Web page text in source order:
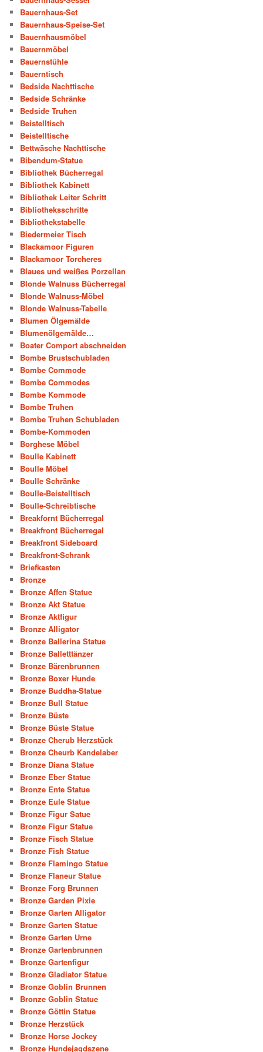
Bauernhaus-Set
Bauernhaus-Speise-Set
Bauernhausmöbel
Bauernmöbel
Bauernstühle
Bauerntisch
Bedside Nachttische
Bedside Schränke
Bedside Truhen
Beistelltisch
Beistelltische
Bettwäsche Nachttische
Bibendum-Statue
Bibliothek Bücherregal
Bibliothek Kabinett
Bibliothek Leiter Schritt
Bibliotheksschritte
Bibliothekstabelle
Biedermeier Tisch
Blackamoor Figuren
Blackamoor Torcheres
Blaues und weißes Porzellan
Blonde Walnuss Bücherregal
Blonde Walnuss-Möbel
Blonde Walnuss-Tabelle
Blumen Ölgemälde
Blumenölgemälde…
Boater Comport abschneiden
Bombe Brustschubladen
Bombe Commode
Bombe Commodes
Bombe Kommode
Bombe Truhen
Bombe Truhen Schubladen
Bombe-Kommoden
Borghese Möbel
Boulle Kabinett
Boulle Möbel
Boulle Schränke
Boulle-Beistelltisch
Boulle-Schreibtische
Breakfornt Bücherregal
Breakfront Bücherregal
Breakfront Sideboard
Breakfront-Schrank
Briefkasten
Bronze
Bronze Affen Statue
Bronze Akt Statue
Bronze Aktfigur
Bronze Alligator
Bronze Ballerina Statue
Bronze Balletttänzer
Bronze Bärenbrunnen
Bronze Boxer Hunde
Bronze Buddha-Statue
Bronze Bull Statue
Bronze Büste
Bronze Büste Statue
Bronze Cherub Herzstück
Bronze Cheurb Kandelaber
Bronze Diana Statue
Bronze Eber Statue
Bronze Ente Statue
Bronze Eule Statue
Bronze Figur Satue
Bronze Figur Statue
Bronze Fisch Statue
Bronze Fish Statue
Bronze Flamingo Statue
Bronze Flaneur Statue
Bronze Forg Brunnen
Bronze Garden Pixie
Bronze Garten Alligator
Bronze Garten Statue
Bronze Garten Urne
Bronze Gartenbrunnen
Bronze Gartenfigur
Bronze Gladiator Statue
Bronze Goblin Brunnen
Bronze Goblin Statue
Bronze Göttin Statue
Bronze Herzstück
Bronze Horse Jockey
Bronze Hundejagdszene